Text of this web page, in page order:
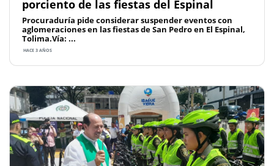
porciento de las fiestas del Espinal
Procuraduría pide considerar suspender eventos con
aglomeraciones en las fiestas de San Pedro en El Espinal,
Tolima.Vía: ...
HACE 3 AÑOS